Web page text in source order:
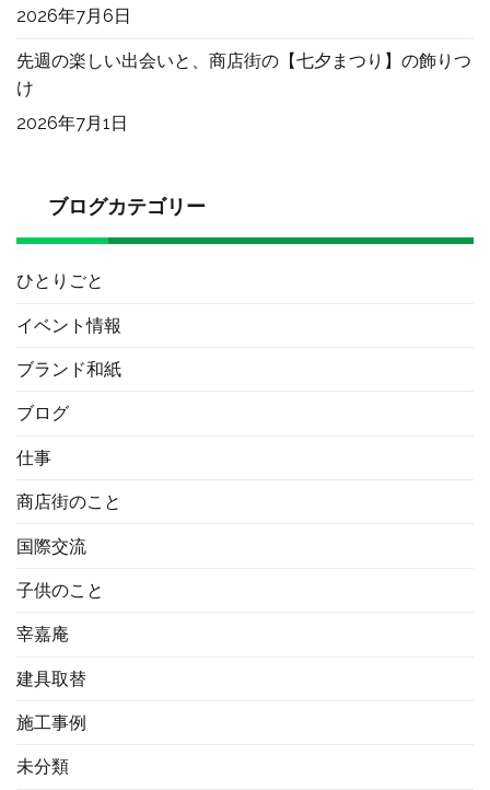
2026年7月6日
先週の楽しい出会いと、商店街の【七夕まつり】の飾りつ
け
2026年7月1日
ブログカテゴリー
ひとりごと
イベント情報
ブランド和紙
ブログ
仕事
商店街のこと
国際交流
子供のこと
宰嘉庵
建具取替
施工事例
未分類